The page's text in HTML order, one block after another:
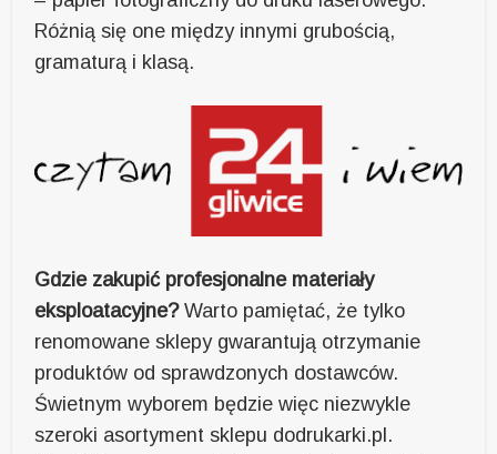
Różnią się one między innymi grubością,
gramaturą i klasą.
Gdzie zakupić profesjonalne materiały
eksploatacyjne?Warto pamiętać, że tylko
renomowane sklepy gwarantują otrzymanie
produktów od sprawdzonych dostawców.
Świetnym wyborem będzie więc niezwykle
szeroki asortyment sklepu dodrukarki.pl.